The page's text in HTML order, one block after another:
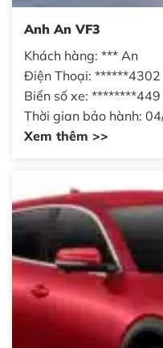
Anh An VF3
Khách hàng: *** An
Điện Thoại: ******4302
Biển số xe: ********449
Thời gian bảo hành:
Xem thêm >>